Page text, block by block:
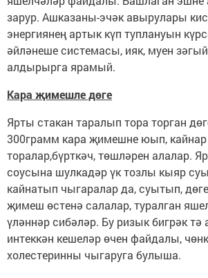
зарур. Ашказаны-эчәк авырулары
энергиянең артык күп туплануын
әйләнеше системасы, ияк, муен
алдырырга ярамый.
Кара җимешле дөге
Ярты стакан таралып тора торган
300грамм кара җимешне юып, кайнар
торалар,бүрткәч, төшләрен алалар.
соусына шулкадәр үк тозлы кыяр
кайнатып чыгаралар да, суытып,
җимеш өстенә салалар, туралган
үләннәр сибәләр. Бу ризык бигрәк тә
интеккән кешеләр өчен файдалы,
холестеринны чыгаруга булыша.